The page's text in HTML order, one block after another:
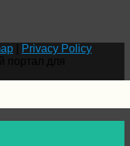
Privacy Policy